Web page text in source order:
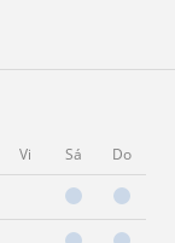
Vi Sá Do